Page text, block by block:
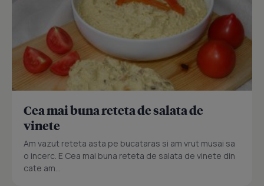
Cea mai buna reteta de salata de
vinete
Am vazut reteta asta pe bucataras si am vrut musai sa
o incerc. E Cea mai buna reteta de salata de vinete din
cate am...